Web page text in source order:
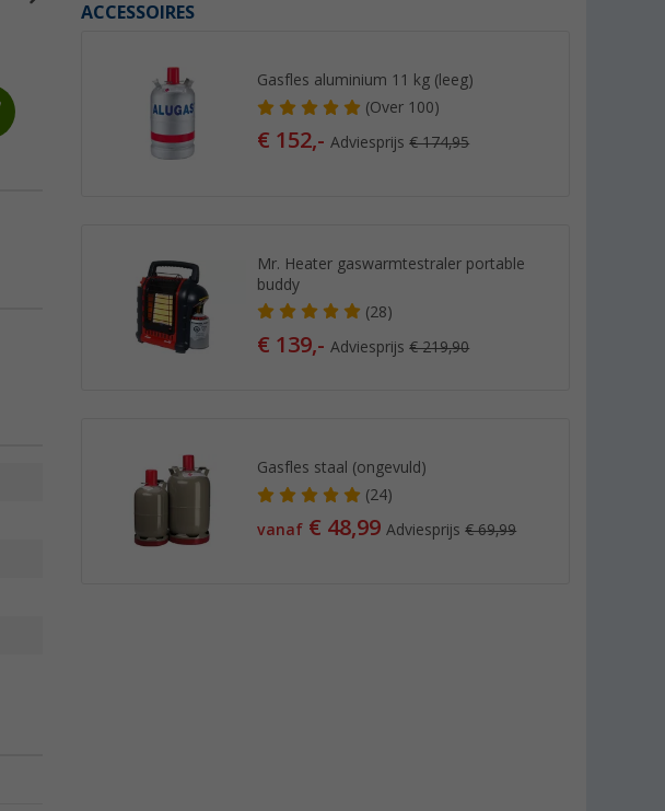
ACCESSOIRES
Gasfles aluminium 11 kg (leeg)
(Over 100)
€ 152,-Adviesprijs€ 174,95
Mr. Heater gaswarmtestraler portable
buddy
(28)
€ 139,-Adviesprijs€ 219,90
Gasfles staal (ongevuld)
(24)
vanaf € 48,99Adviesprijs€ 69,99
Truma hogedrukslang 45 cm /
DE; NL; FI; HU; PL
Adviesprijs 52,99 € 99